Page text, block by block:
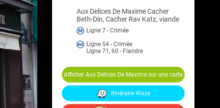
Aux Delices De MaximeCacher
Beth-Din, Cacher Rav Katz, viande
Ligne 7 - Crimée
Ligne 54 - Crimée
Ligne 71, 60 - Flandre
Afficher Aux Delices De Maxime sur une carte
Itinéraire Waze